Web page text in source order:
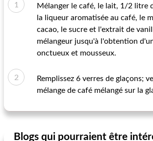
Mélanger le café, le lait, 1/2 litre
la liqueur aromatisée au café, le
cacao, le sucre et l'extrait de
mélangeur jusqu'à l'obtention
onctueux et mousseux.
Remplissez 6 verres de glaçons;
mélange de café mélangé sur la
Blogs qui pourraient être